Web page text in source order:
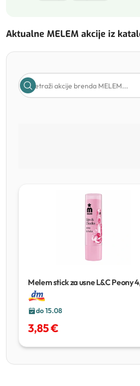
Aktualne MELEM akcije iz
Melem stick za usne L&C Peony
do 15.08
3,85 €